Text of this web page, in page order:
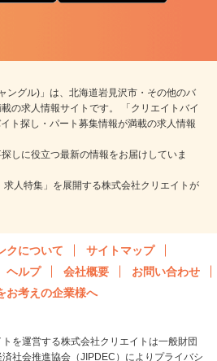
ングル)」は、北海道岩見沢市・その他のバ
の求人情報サイトです。 「クリエイトバイ
ト探し・パート募集情報が満載の求人情報
しに役立つ最新の情報をお届けしていま
人特集」を展開する株式会社クリエイトが
クについて
サイトマップ
ヘルプ 会社概要
お問い合わせ
お考えの企業様へ
を運営する株式会社クリエイトは一般財団
社会推進協会（JIPDEC）によりプライバシ